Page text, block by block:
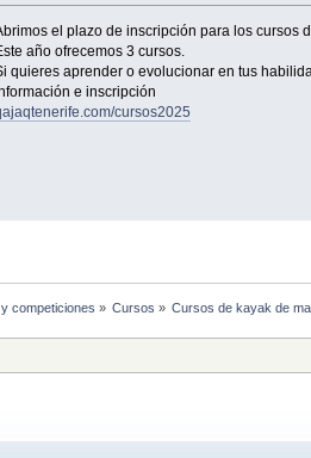
el plazo de inscripción para los cursos
año ofrecemos 3 cursos.
quieres aprender o evolucionar en tus
e inscripción
cursos2025
competiciones » Cursos » Cursos de kayak de